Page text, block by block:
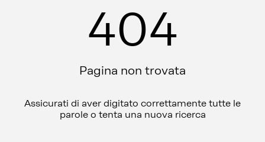
404
Pagina non trovata
Assicurati di aver digitato correttamente tutte le
parole o tenta una nuova ricerca